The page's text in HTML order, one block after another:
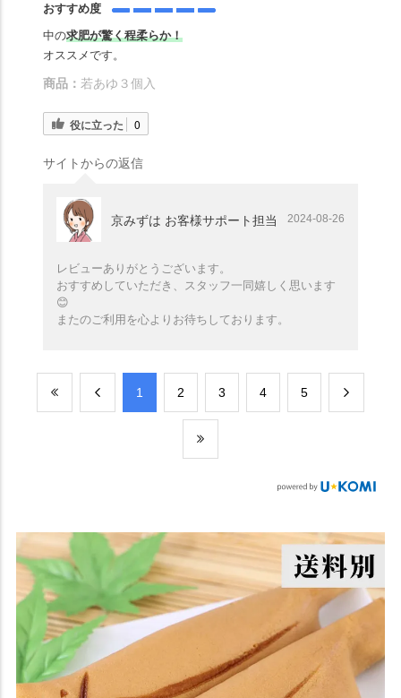
おすすめ度
中の求肥が驚く程柔らか！
オススメです。
商品： 若あゆ３個入
役に立った 0
サイトからの返信
京みずは お客様サポート担当 2024-08-26
レビューありがとうございます。
おすすめしていただき、スタッフ一同嬉しく思います
😊
またのご利用を心よりお待ちしております。
​1 ​2 ​3 ​4 ​5